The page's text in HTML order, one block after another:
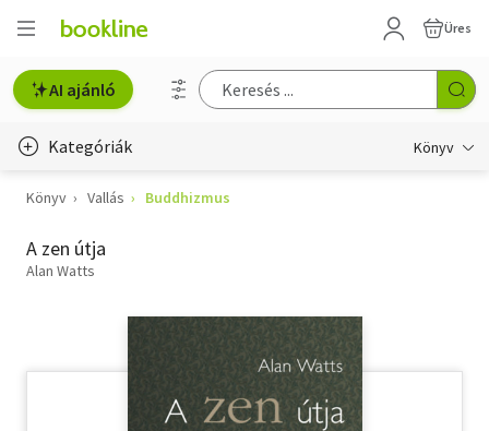
Üres
AI ajánló
Kategóriák Könyv
Életmód, egészség
Erotika
Könyv Vallás Buddhizmus
A zen útja
Alan Watts